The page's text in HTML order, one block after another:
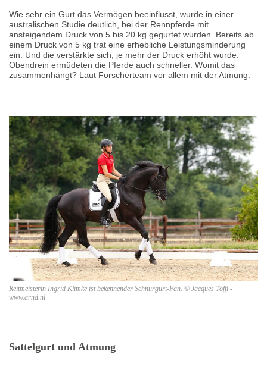
Wie sehr ein Gurt das Vermögen beeinflusst, wurde in einer
australischen Studie deutlich, bei der Rennpferde mit
ansteigendem Druck von 5 bis 20 kg gegurtet wurden. Bereits ab
einem Druck von 5 kg trat eine erhebliche Leistungsminderung
ein. Und die verstärkte sich, je mehr der Druck erhöht wurde.
Obendrein ermüdeten die Pferde auch schneller. Womit das
zusammenhängt? Laut Forscherteam vor allem mit der Atmung.
Reitmeisterin Ingrid Klimke ist bekennender Schnurgurt-Fan. © Jacques Toffi -
www.arnd.nl
Sattelgurt und Atmung